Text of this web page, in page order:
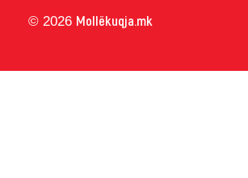
© 2026 Mollëkuqja.mk